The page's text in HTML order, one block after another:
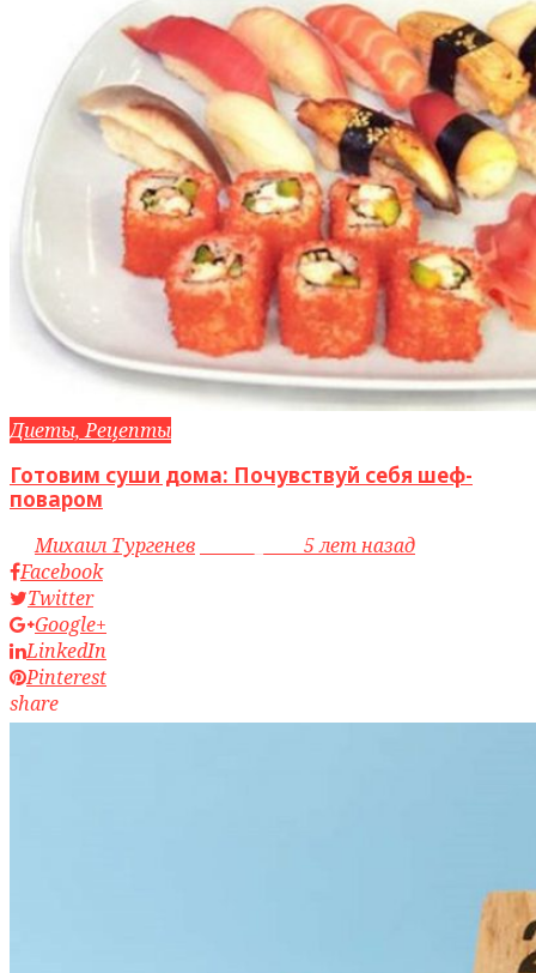
Диеты, Рецепты
Готовим суши дома: Почувствуй себя шеф-
поваром
byМихаил Тургенев
5 лет назад
Facebook
Twitter
Google+
LinkedIn
Pinterest
share